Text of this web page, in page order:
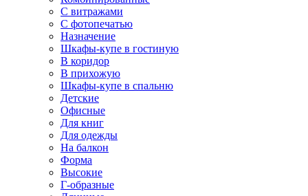
С витражами
С фотопечатью
Назначение
Шкафы-купе в гостиную
В коридор
В прихожую
Шкафы-купе в спальню
Детские
Офисные
Для книг
Для одежды
На балкон
Форма
Высокие
Г-образные